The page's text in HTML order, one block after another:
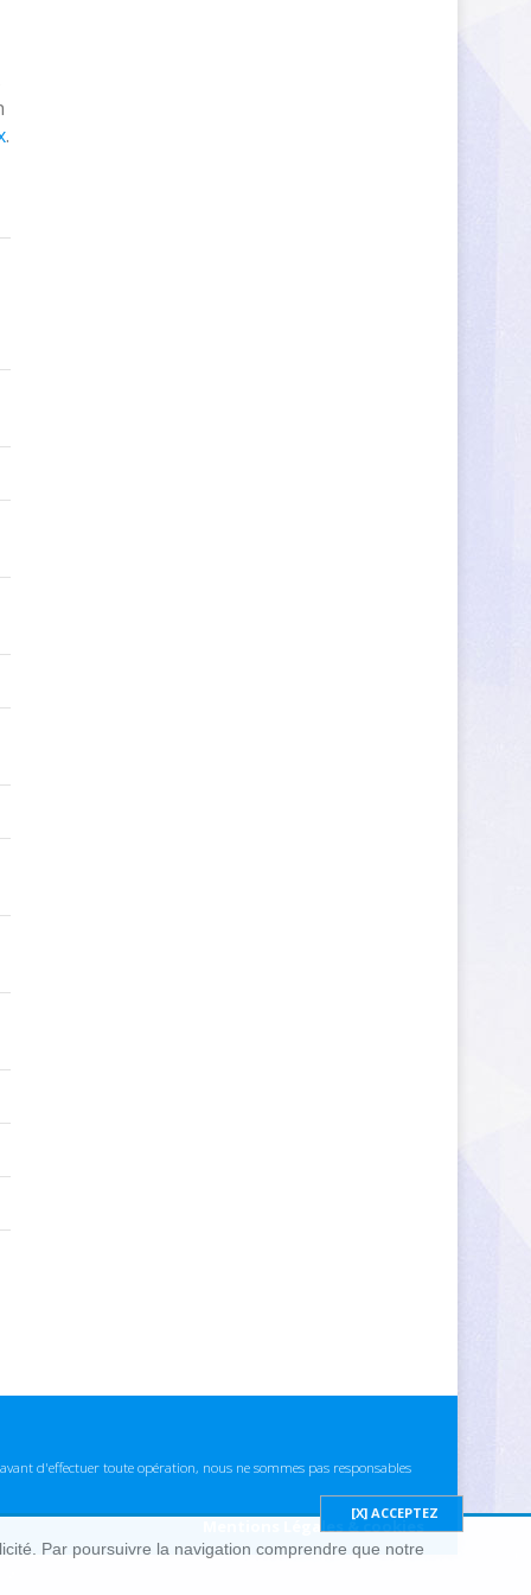
.
d'effectuer toute opération, nous ne sommes pas responsables
Mentions Légales & cookies
Par poursuivre la navigation comprendre que notre